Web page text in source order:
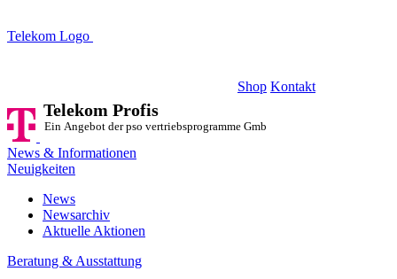
Telekom Logo
Shop Kontakt
Telekom Profis
Ein Angebot der pso vertriebsprogramme GmbH
News & Informationen
Neuigkeiten
News
Newsarchiv
Aktuelle Aktionen
Beratung & Ausstattung